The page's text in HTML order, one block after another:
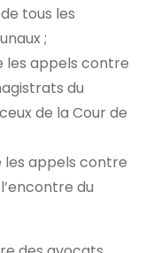
tous les
;
les appels contre
du
de la Cour de
appels contre
du